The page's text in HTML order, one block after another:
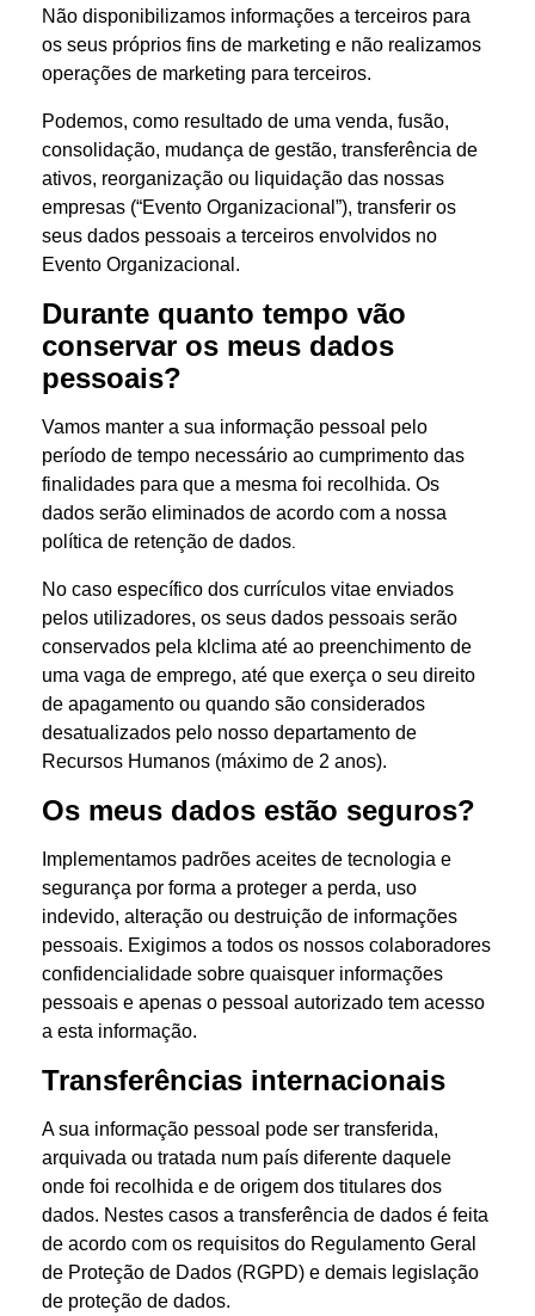
Não disponibilizamos informações a terceiros para
os seus próprios fins de marketing e não realizamos
operações de marketing para terceiros.
Podemos, como resultado de uma venda, fusão,
consolidação, mudança de gestão, transferência de
ativos, reorganização ou liquidação das nossas
empresas (“Evento Organizacional”), transferir os
seus dados pessoais a terceiros envolvidos no
Evento Organizacional.
Durante quanto tempo vão
conservar os meus dados
pessoais?
Vamos manter a sua informação pessoal pelo
período de tempo necessário ao cumprimento das
finalidades para que a mesma foi recolhida. Os
dados serão eliminados de acordo com a nossa
política de retenção de dados.
No caso específico dos currículos vitae enviados
pelos utilizadores, os seus dados pessoais serão
conservados pela klclima até ao preenchimento de
uma vaga de emprego, até que exerça o seu direito
de apagamento ou quando são considerados
desatualizados pelo nosso departamento de
Recursos Humanos (máximo de 2 anos).
Os meus dados estão seguros?
Implementamos padrões aceites de tecnologia e
segurança por forma a proteger a perda, uso
indevido, alteração ou destruição de informações
pessoais. Exigimos a todos os nossos colaboradores
confidencialidade sobre quaisquer informações
pessoais e apenas o pessoal autorizado tem acesso
a esta informação.
Transferências internacionais
A sua informação pessoal pode ser transferida,
arquivada ou tratada num país diferente daquele
onde foi recolhida e de origem dos titulares dos
dados. Nestes casos a transferência de dados é feita
de acordo com os requisitos do Regulamento Geral
de Proteção de Dados (RGPD) e demais legislação
de proteção de dados.